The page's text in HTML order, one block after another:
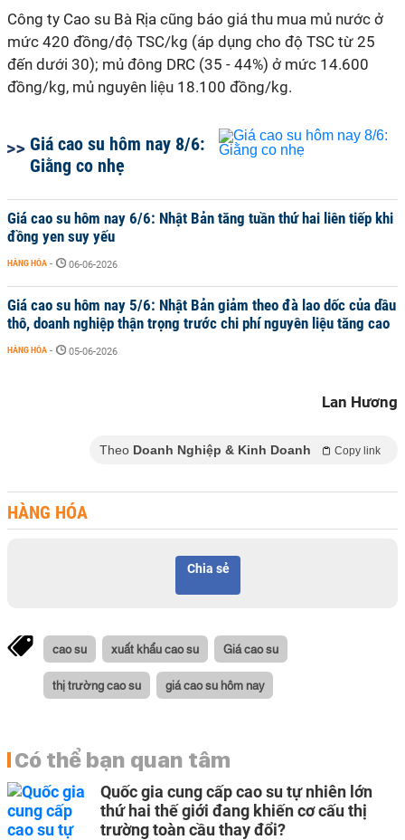
Công ty Cao su Bà Rịa cũng báo giá thu mua mủ nước ở
mức 420 đồng/độ TSC/kg (áp dụng cho độ TSC từ 25
đến dưới 30); mủ đông DRC (35 - 44%) ở mức 14.600
đồng/kg, mủ nguyên liệu 18.100 đồng/kg.
Giá cao su hôm nay 8/6:
Giằng co nhẹ
Giá cao su hôm nay 6/6: Nhật Bản tăng tuần thứ hai liên tiếp khi
đồng yen suy yếu
HÀNG HÓA - 06-06-2026
Giá cao su hôm nay 5/6: Nhật Bản giảm theo đà lao dốc của dầu
thô, doanh nghiệp thận trọng trước chi phí nguyên liệu tăng cao
HÀNG HÓA - 05-06-2026
Lan Hương
Theo Doanh Nghiệp & Kinh Doanh Copy link
HÀNG HÓA
Chia sẻ
cao su xuất khẩu cao su Giá cao su
thị trường cao su giá cao su hôm nay
Có thể bạn quan tâm
Quốc gia cung cấp cao su tự nhiên lớn
thứ hai thế giới đang khiến cơ cấu thị
trường toàn cầu thay đổi?